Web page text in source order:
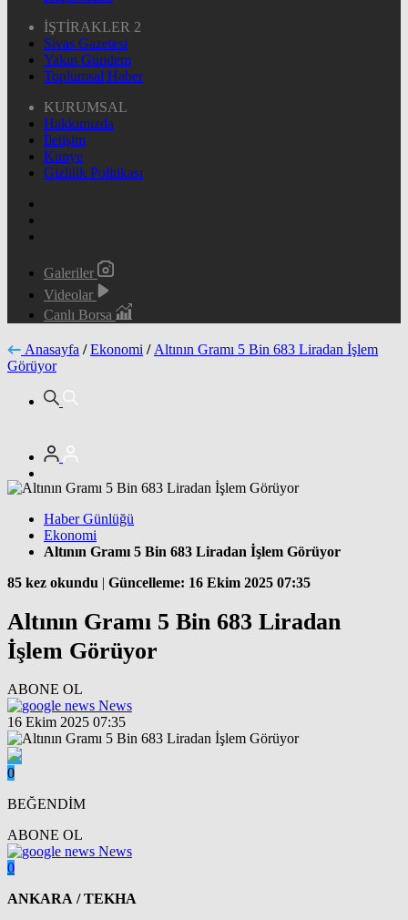
İŞTİRAKLER 2
Sivas Gazetesi
Yakın Gündem
Toplumsal Haber
KURUMSAL
Hakkımızda
İletişim
Künye
Gizlilik Politikası
Galeriler
Videolar
Canlı Borsa
Anasayfa / Ekonomi / Altının Gramı 5 Bin 683 Liradan İşlem
Görüyor
Haber Günlüğü
Ekonomi
Altının Gramı 5 Bin 683 Liradan İşlem Görüyor
85 kez okundu | Güncelleme: 16 Ekim 2025 07:35
Altının Gramı 5 Bin 683 Liradan
İşlem Görüyor
ABONE OL
News
16 Ekim 2025 07:35
0
BEĞENDİM
ABONE OL
News
0
ANKARA / TEKHA